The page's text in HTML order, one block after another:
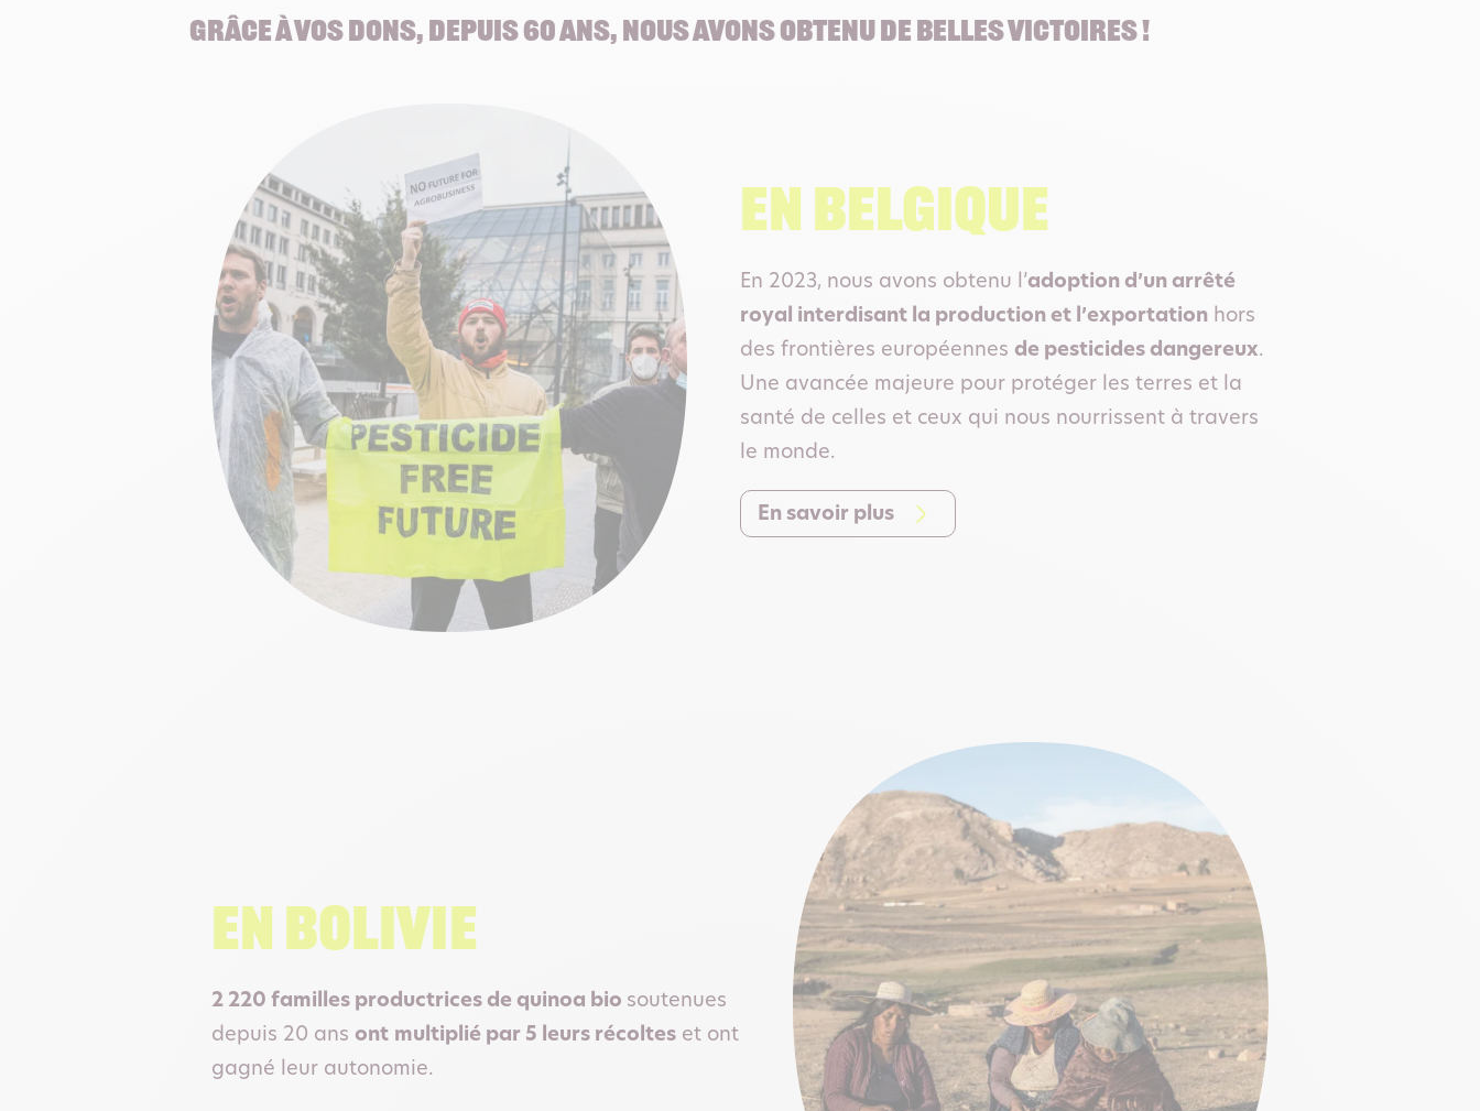
Grâce à vos dons, DEPUIS 60 ANS, NOUS AVONS OBTENU DE BELLES VICTOIRES !
En Belgique
En 2023, nous avons obtenu l’adoption d’un arrêté
royal interdisant la production et l’exportation hors
des frontières européennes de pesticides dangereux.
Une avancée majeure pour protéger les terres et la
santé de celles et ceux qui nous nourrissent à travers
le monde.
En savoir plus
En Bolivie
2 220 familles productrices de quinoa bio soutenues
depuis 20 ans ont multiplié par 5 leurs récoltes et ont
gagné leur autonomie.